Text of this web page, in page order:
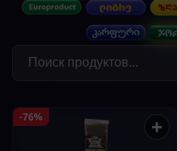
-76% +